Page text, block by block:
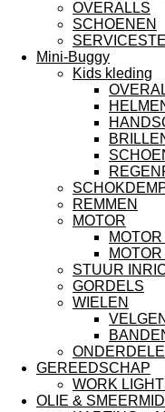
OVERALLS
SCHOENEN
Mini-Buggy
Kids kleding
REMMEN
MOTOR
STUUR
GORDELS
WIELEN
VELGEN
GEREEDSCHAP
WORK
OLIE &